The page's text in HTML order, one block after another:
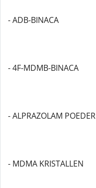
- ADB-BINACA
- 4F-MDMB-BINACA
- ALPRAZOLAM POEDER
- MDMA KRISTALLEN